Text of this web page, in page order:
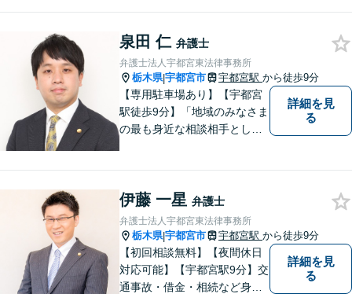
泉田 仁 弁護士
弁護士法人宇都宮東法律事務所
栃木県|宇都宮市 宇都宮駅 から徒歩9分
【専用駐車場あり】【宇都宮
駅徒歩9分】「地域のみなさま
の最も身近な相談相手として
通事故／遺産相続／借金問題
／企業法務／離婚問題などさ
まざまな分野に力を入れてお
ります。
詳細を見
る
伊藤 一星 弁護士
弁護士法人宇都宮東法律事務所
栃木県|宇都宮市 宇都宮駅 から徒歩9分
【初回相談無料】【夜間休日
対応可能】【宇都宮駅9分】交
通事故・借金・相続など身近
詳細を見
る